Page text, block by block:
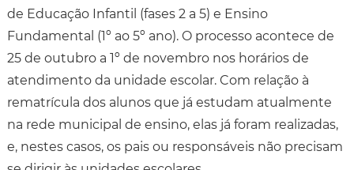
de Educação Infantil (fases 2 a 5) e Ensino
Fundamental (1º ao 5º ano). O processo acontece de
25 de outubro a 1º de novembro nos horários de
atendimento da unidade escolar. Com relação à
rematrícula dos alunos que já estudam atualmente
na rede municipal de ensino, elas já foram realizadas,
e, nestes casos, os pais ou responsáveis não precisam